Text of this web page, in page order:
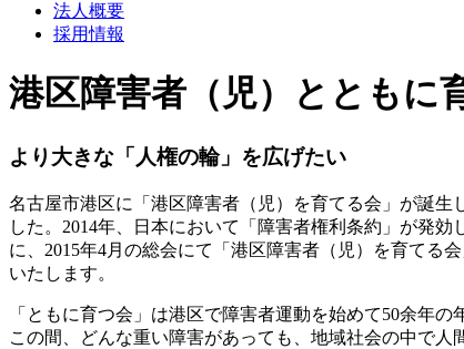
法人概要
採用情報
港区障害者（児）とともに
より大きな「人権の輪」を広げたい
名古屋市港区に「港区障害者（児）を育てる会」が誕
した。2014年、日本において「障害者権利条約」が発
に、2015年4月の総会にて「港区障害者（児）を育てる
いたします。
「ともに育つ会」は港区で障害者運動を始めて50余年の
この間、どんな重い障害があっても、地域社会の中で